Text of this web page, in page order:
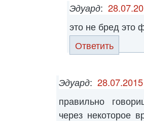
Эдуард:
это не бред это
Ответить
Эдуард:
правильно
через некоторое